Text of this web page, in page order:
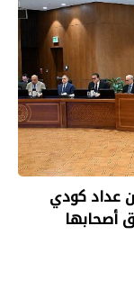
تحويل أكثر من 1.1 مليون عداد كودي
أصحابها